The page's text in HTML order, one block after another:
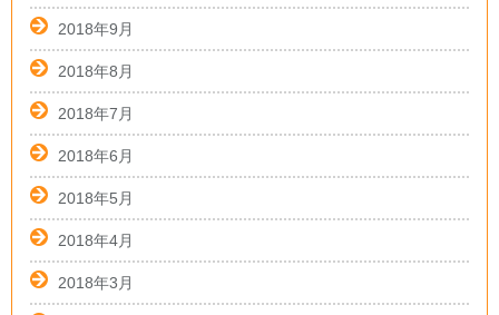
2018年9月
2018年8月
2018年7月
2018年6月
2018年5月
2018年4月
2018年3月